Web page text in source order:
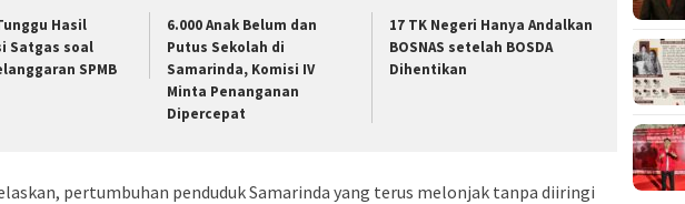
Hasil
Satgas soal
SPMB
6.000 Anak Belum dan
Putus Sekolah di
Samarinda, Komisi IV
Minta Penanganan
Dipercepat
17 TK Negeri Hanya Andalkan
BOSNAS setelah BOSDA
Dihentikan
pertumbuhan penduduk Samarinda yang terus melonjak tanpa diiringi